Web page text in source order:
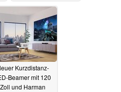
Kurzdistanz-
Beamer mit 120
Zoll und Harman